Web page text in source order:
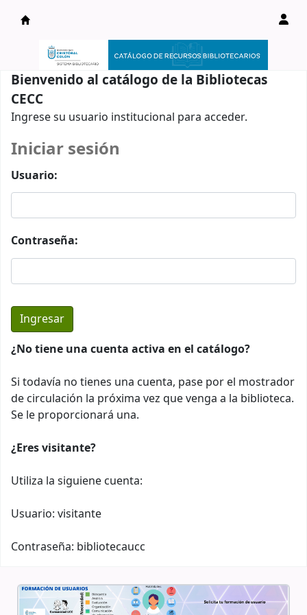
Catálogo en línea
Bienvenido al catálogo de la Bibliotecas
CECC
Ingrese su usuario institucional para acceder.
Iniciar sesión
Usuario:
Contraseña:
¿No tiene una cuenta activa en el catálogo?
Si todavía no tienes una cuenta, pase por el mostrador
de circulación la próxima vez que venga a la biblioteca.
Se le proporcionará una.
¿Eres visitante?
Utiliza la siguiene cuenta:
Usuario: visitante
Contraseña: bibliotecaucc